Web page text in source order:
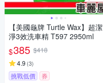
【美國龜牌 Turtle Wax】超潔
淨3效洗車精 T597 2950ml
$385 $418
4.9 (3)
挑戰低價 券